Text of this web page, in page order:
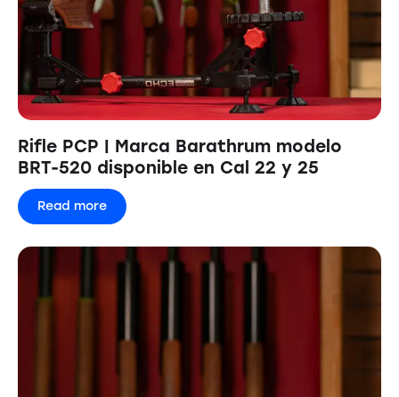
Rifle PCP | Marca Barathrum modelo
BRT-520 disponible en Cal 22 y 25
Read more